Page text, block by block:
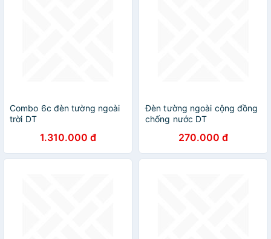
Combo 6c đèn tường ngoài
trời DT
1.310.000 đ
Đèn tường ngoài cộng đồng
chống nước DT
270.000 đ